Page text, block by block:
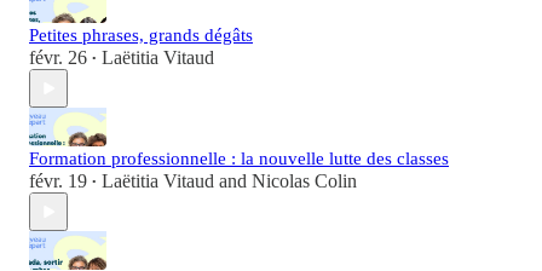
Petites phrases, grands dégâts
févr. 26 • Laëtitia Vitaud
Formation professionnelle : la nouvelle lutte des classes
févr. 19 • Laëtitia Vitaud and Nicolas Colin